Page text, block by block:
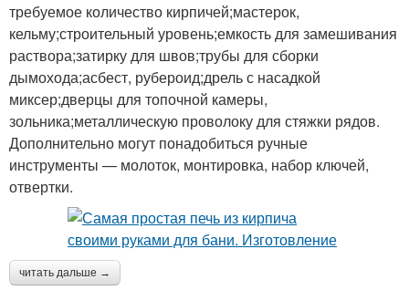
требуемое количество кирпичей;мастерок,
кельму;строительный уровень;емкость для замешивания
раствора;затирку для швов;трубы для сборки
дымохода;асбест, рубероид;дрель с насадкой
миксер;дверцы для топочной камеры,
зольника;металлическую проволоку для стяжки рядов.
Дополнительно могут понадобиться ручные
инструменты — молоток, монтировка, набор ключей,
отвертки.
читать дальше →